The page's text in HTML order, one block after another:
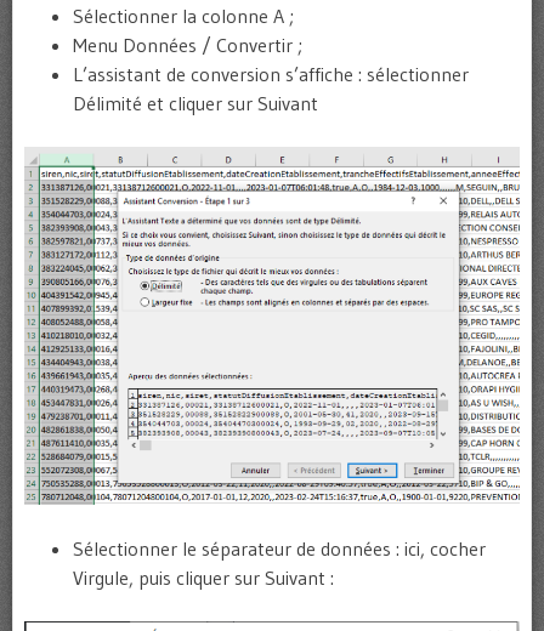
Sélectionner la colonne A ;
Menu Données / Convertir ;
L’assistant de conversion s’affiche : sélectionner
Délimité et cliquer sur Suivant
Sélectionner le séparateur de données : ici, cocher
Virgule, puis cliquer sur Suivant :